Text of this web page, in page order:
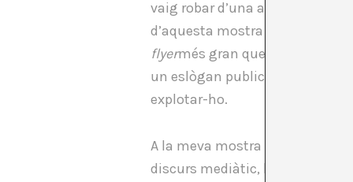
vaig robar d’una altra mostra
d’aquesta mostra és que
flyermés gran que el nom de
un eslògan publicitari. La
explotar-ho.
A la meva mostra tot girava al
discurs mediàtic, la joventut es